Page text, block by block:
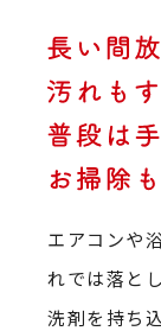
エアコンや
れでは落と
洗剤を持ち